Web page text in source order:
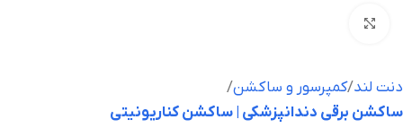
دنت لند کمپرسور و ساکشن
ساکشن برقی دندانپزشکی | ساکشن کناریونیتی